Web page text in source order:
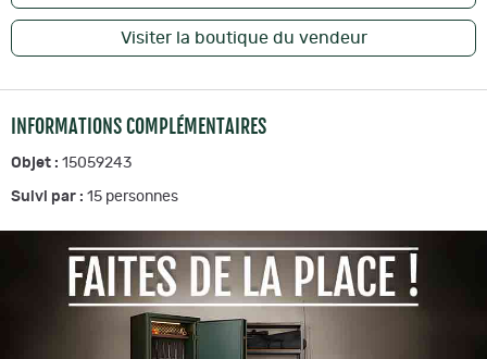
Visiter la boutique du vendeur
INFORMATIONS COMPLÉMENTAIRES
Objet : 15059243
Suivi par : 15 personnes